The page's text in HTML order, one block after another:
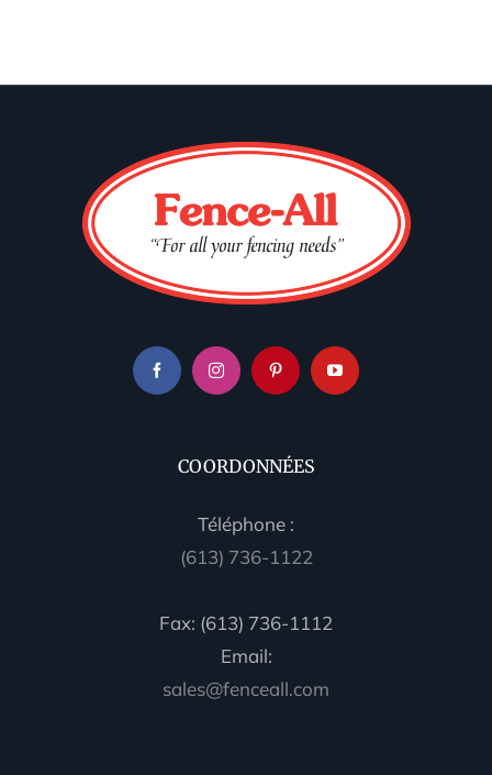
COORDONNÉES
Téléphone :
(613) 736-1122
Fax: (613) 736-1112
Email:
sales@fenceall.com